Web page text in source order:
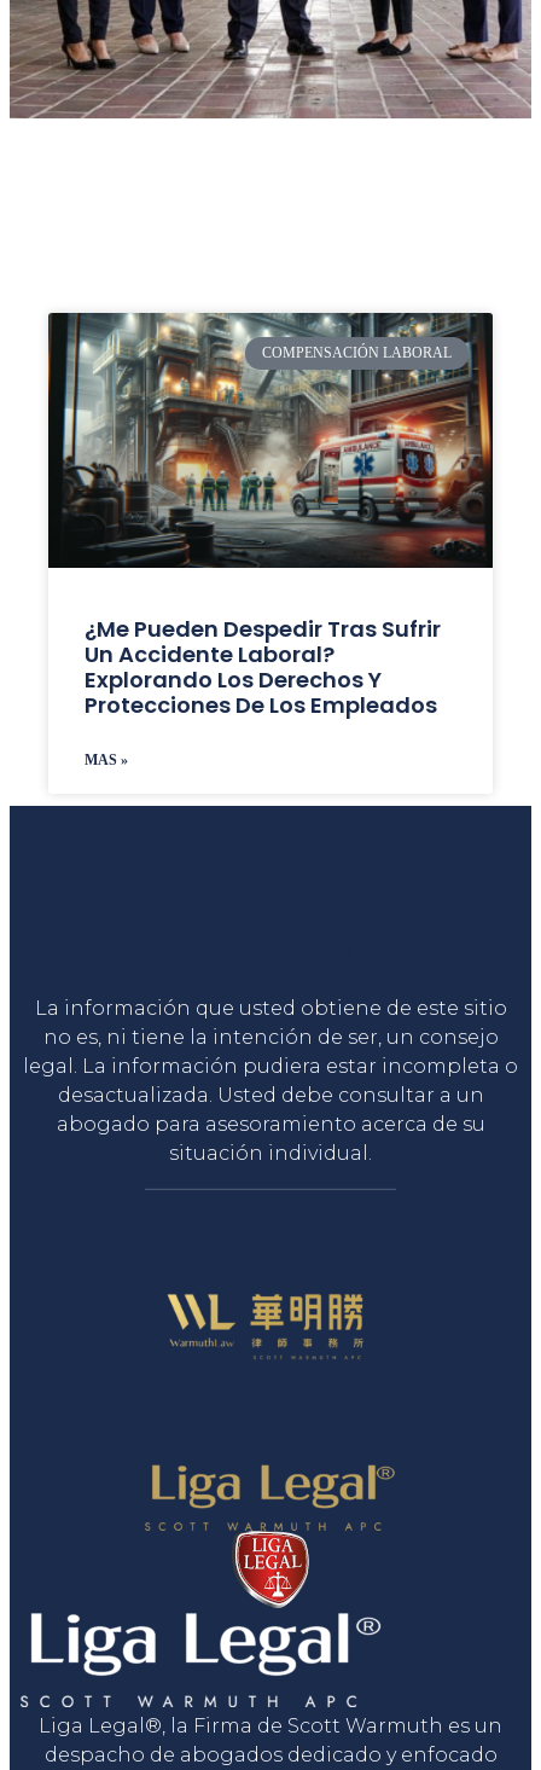
COMPENSACIÓN LABORAL
¿Me Pueden Despedir Tras Sufrir
Un Accidente Laboral?
Explorando Los Derechos Y
Protecciones De Los Empleados
MAS »
La información que usted obtiene de este sitio
no es, ni tiene la intención de ser, un consejo
legal. La información pudiera estar incompleta o
desactualizada. Usted debe consultar a un
abogado para asesoramiento acerca de su
situación individual.
Liga Legal®, la Firma de Scott Warmuth es un
despacho de abogados dedicado y enfocado